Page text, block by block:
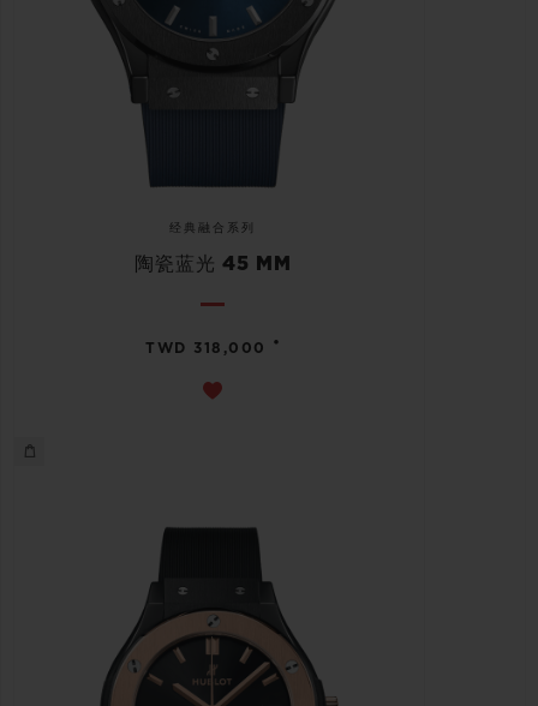
经典融合系列
陶瓷蓝光 45 MM
TWD 318,000 •